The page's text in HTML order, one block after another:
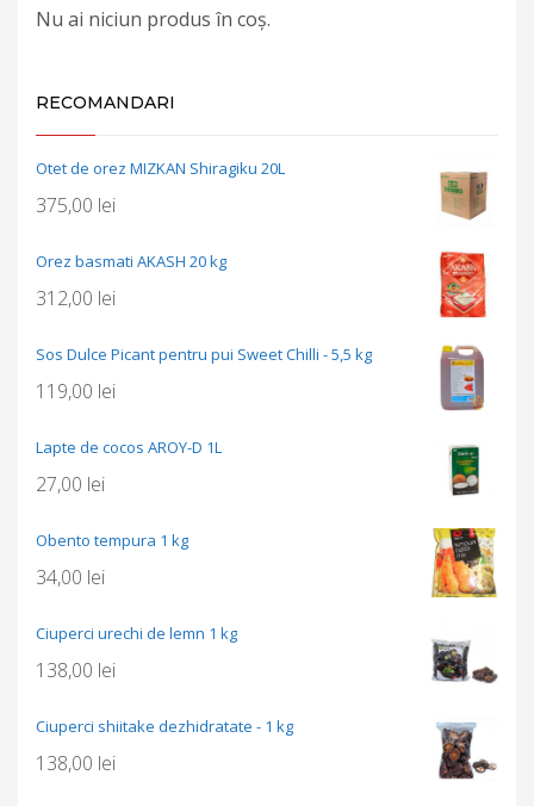
Nu ai niciun produs în coș.
RECOMANDARI
Otet de orez MIZKAN Shiragiku 20L
375,00 lei
Orez basmati AKASH 20 kg
312,00 lei
Sos Dulce Picant pentru pui Sweet Chilli - 5,5 kg
119,00 lei
Lapte de cocos AROY-D 1L
27,00 lei
Obento tempura 1 kg
34,00 lei
Ciuperci urechi de lemn 1 kg
138,00 lei
Ciuperci shiitake dezhidratate - 1 kg
138,00 lei